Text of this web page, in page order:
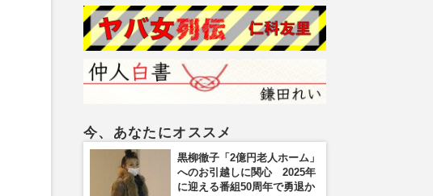
今、あなたにオススメ
黒柳徹子「2億円老人ホーム」
へのお引越しに関心 2025年
に迎える番組50周年で勇退か